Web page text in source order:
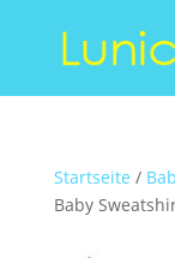
Startseite /
Baby